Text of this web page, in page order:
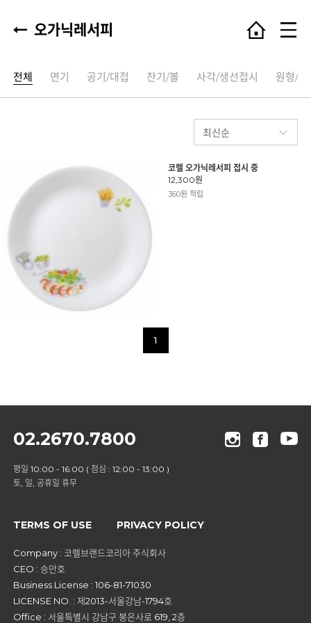
오가닉레서피
전체 면기 공기/대접 찬기/볼 사각/생선접시 원형/타
코렐 오가닉레서피 접시 중
12,300원
360원 적립
1
02.2670.7800
평일 10:00 - 16:00 ( 점심 : 12:00 - 13:00 )
토, 일, 공휴일 휴무
TERMS OF USE PRIVACY POLICY
Company : 코렐브랜드코리아 주식회사
CEO : 승만호
Business License : 106-81-71030
LICENSE NO. : 제2013-서울강남-1794호
Office : 서울특별시 강남구 봉은사로 619, 2층